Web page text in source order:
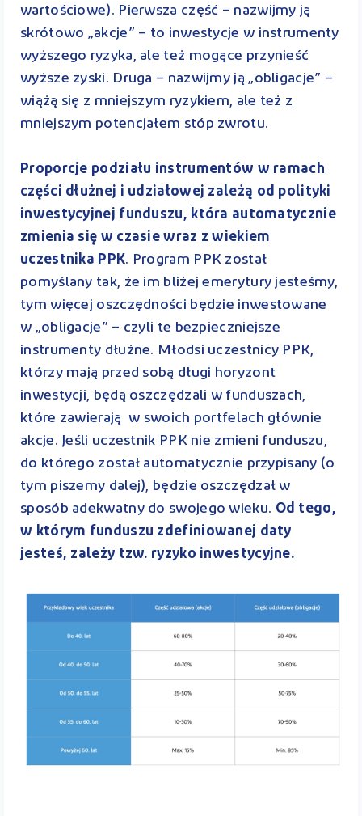
wartościowe). Pierwsza część – nazwijmy ją
skrótowo „akcje” – to inwestycje w instrumenty
wyższego ryzyka, ale też mogące przynieść
wyższe zyski. Druga – nazwijmy ją „obligacje” –
wiążą się z mniejszym ryzykiem, ale też z
mniejszym potencjałem stóp zwrotu.
Proporcje podziału instrumentów w ramach
części dłużnej i udziałowej zależą od polityki
inwestycyjnej funduszu, która automatycznie
zmienia się w czasie wraz z wiekiem
uczestnika PPK. Program PPK został
pomyślany tak, że im bliżej emerytury jesteśmy,
tym więcej oszczędności będzie inwestowane
w „obligacje” – czyli te bezpieczniejsze
instrumenty dłużne. Młodsi uczestnicy PPK,
którzy mają przed sobą długi horyzont
inwestycji, będą oszczędzali w funduszach,
które zawierają w swoich portfelach głównie
akcje. Jeśli uczestnik PPK nie zmieni funduszu,
do którego został automatycznie przypisany (o
tym piszemy dalej), będzie oszczędzał w
sposób adekwatny do swojego wieku. Od tego,
w którym funduszu zdefiniowanej daty
jesteś, zależy tzw. ryzyko inwestycyjne.